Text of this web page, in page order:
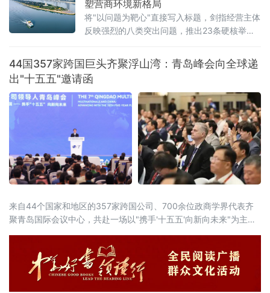
探索警企联动服务营商环境新路径。鞍山水文
局、鞍山市第八中学、冀东水泥、交运旅游汽
车有限公司、红旗大酒店等20余家企业单位代
塑营商环境新格局
将"以问题为靶心"直接写入标题，剑指经营主体
反映强烈的八类突出问题，推出23条硬核举
向全省营商环境的堵点痛点发起集中攻坚。精
准聚焦：八大领域，靶向施策与以往温和表述
不同，此次湖
44国357家跨国巨头齐聚浮山湾：青岛峰会向全球递
出"十五五"邀请函
来自44个国家和地区的357家跨国公司、700余位政商学界代表齐
聚青岛国际会议中心，共赴一场以"携手'十五五'向新向未来"为主题